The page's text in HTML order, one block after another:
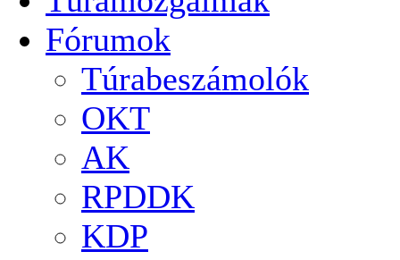
Fórumok
Túrabeszámolók
OKT
AK
RPDDK
KDP